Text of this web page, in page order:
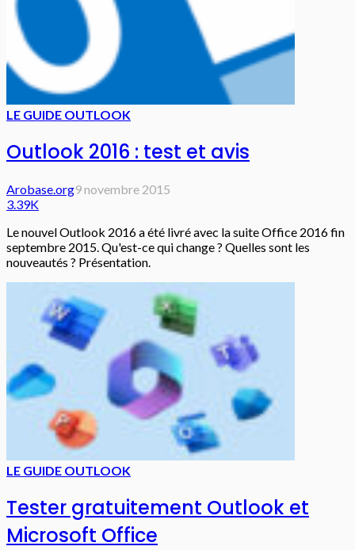
LE GUIDE OUTLOOK
Outlook 2016 : test et avis
Arobase.org9 novembre 2015
3.39K
Le nouvel Outlook 2016 a été livré avec la suite Office 2016 fin
septembre 2015. Qu'est-ce qui change ? Quelles sont les
nouveautés ? Présentation.
LE GUIDE OUTLOOK
Tester gratuitement Outlook et
Microsoft Office